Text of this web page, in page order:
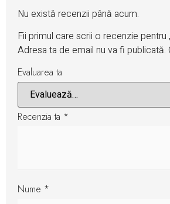
Nu există recenzii până acum.
Fii primul care scrii o recenzie
Adresa ta de email nu va fi publicată.
Evaluarea ta
Recenzia ta *
Nume *